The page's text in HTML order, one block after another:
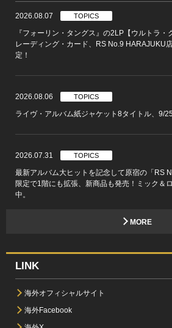
2026.08.07 TOPICS
『フォーリン・タングス』の2LP【ウルトラ・
レーディング・カード、RS No.9 HARAJUKU
定！
2026.08.06 TOPICS
ライヴ・アルバム紙ジャケット8タイトル、9/
2026.07.31 TOPICS
最新アルバム大ヒットを記念して原宿の「RS
限定で1階にも拡張、新商品も発売！ミック＆
中。
MORE
LINK
海外オフィシャルサイト
海外Facebook